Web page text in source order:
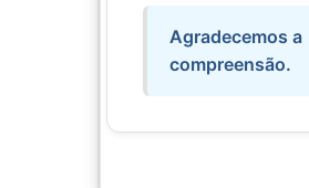
Agradecemos a
compreensão.